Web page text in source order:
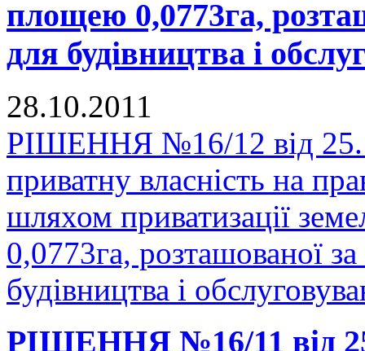
площею 0,0773га,
для будівництва і
28.10.2011
РІШЕННЯ №16/12 від
приватну власність на
шляхом приватизації
0,0773га, розташованої
будівництва і
РІШЕННЯ №16/11 від